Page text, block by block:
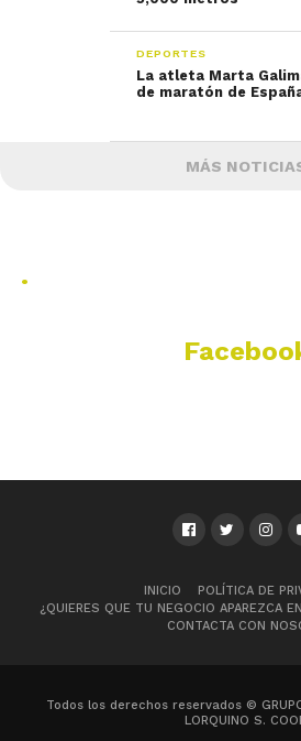
DEPORTES
La atleta Marta
de maratón de
MÁS
.
INICIO
POLÍTICA DE
¿QUIERES QUE TU NEGOCIO APAREZCA
CONTACTA CON
Todos los derechos reservados © GRUPO
LORQUINO S.